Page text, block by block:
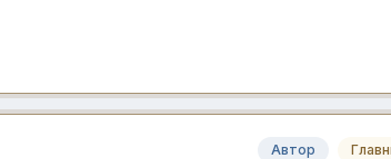
Автор